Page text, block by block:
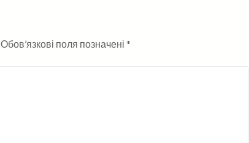
Обов’язкові поля позначені *